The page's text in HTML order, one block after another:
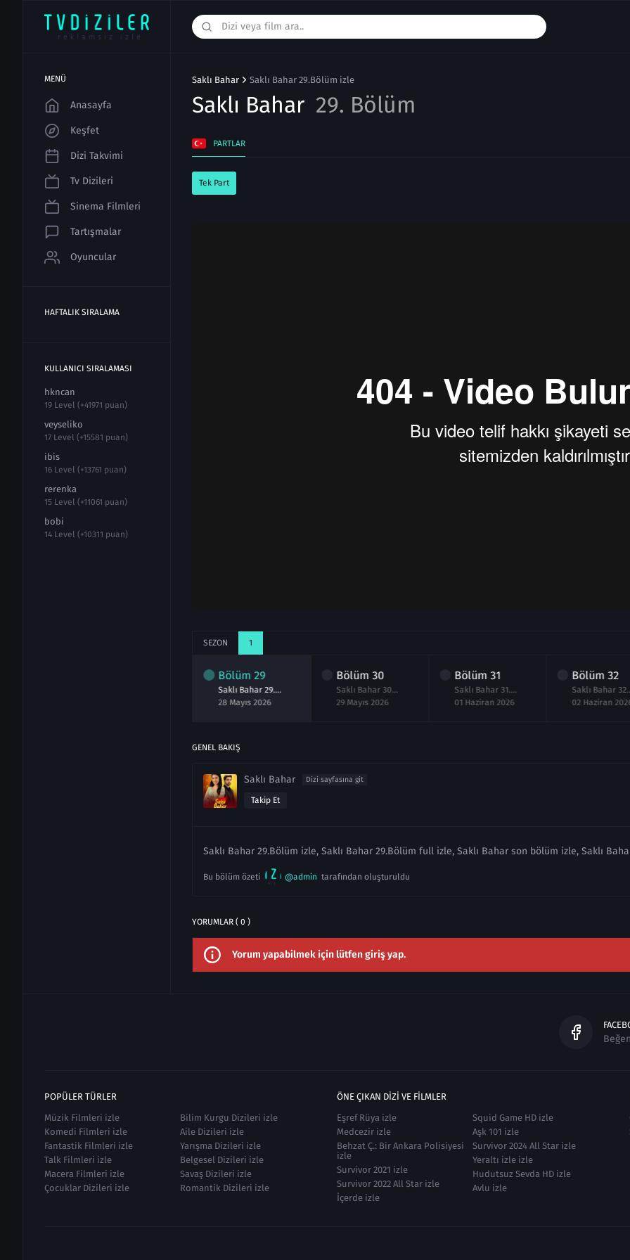
MENÜ
Anasayfa
Keşfet
Dizi Takvimi
Tv Dizileri
Sinema Filmleri
Tartışmalar
Oyuncular
HAFTALIK SIRALAMA
KULLANICI SIRALAMASI
hkncan
19 Level (+41971 puan)
veyseliko
17 Level (+15581 puan)
ibis
16 Level (+13761 puan)
rerenka
15 Level (+11061 puan)
bobi
14 Level (+10311 puan)
Saklı Bahar Saklı Bahar 29.Bölüm izle
Saklı Bahar 29. Bölüm
PARTLAR
Tek Part
SEZON 1
Bölüm29
Saklı Bahar 29.Bölüm izle
28 Mayıs 2026
Bölüm30
Saklı Bahar 30.Bölüm izle
29 Mayıs 2026
Bölüm31
Saklı Bahar 31.Bölüm izle
01 Haziran 2026
Bölüm32
02 Haziran
GENEL BAKIŞ
Saklı Bahar Dizi sayfasına git
Takip Et
Saklı Bahar 29.Bölüm izle, Saklı Bahar 29.Bölüm full izle, Saklı Bahar son bölüm izle, Saklı
Bu bölüm özeti @admin tarafından oluşturuldu
YORUMLAR ( 0 )
Yorum yapabilmek için lütfen giriş yap.
Beğen
POPÜLER TÜRLER
Müzik Filmleri izle
Komedi Filmleri izle
Fantastik Filmleri izle
Talk Filmleri izle
Macera Filmleri izle
Çocuklar Dizileri izle
Bilim Kurgu Dizileri izle
Aile Dizileri izle
Yarışma Dizileri izle
Belgesel Dizileri izle
Savaş Dizileri izle
Romantik Dizileri izle
ÖNE ÇIKAN DIZI VE FILMLER
Eşref Rüya izle
Medcezir izle
Behzat Ç.: Bir Ankara Polisiyesi
izle
Survivor 2021 izle
Survivor 2022 All Star izle
İçerde izle
Squid Game HD izle
Aşk 101 izle
Survivor 2024 All Star izle
Yeraltı izle izle
Hudutsuz Sevda HD izle
Avlu izle